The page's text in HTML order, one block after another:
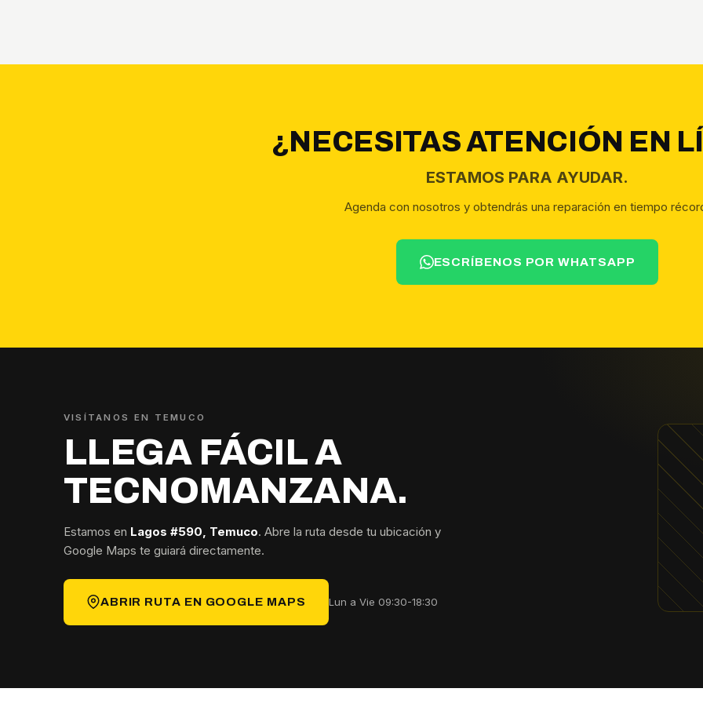
¿NECESITAS ATENCIÓN EN
ESTAMOS PARA AYUDAR.
Agenda con nosotros y obtendrás una reparación en tiempo
ESCRÍBENOS POR WHATSAPP
VISÍTANOS EN TEMUCO
LLEGA FÁCIL A
TECNOMANZANA.
Estamos en Lagos #590, Temuco. Abre la ruta desde tu ubicación y
Google Maps te guiará directamente.
ABRIR RUTA EN GOOGLE MAPS Lun a Vie 09:30-18:30